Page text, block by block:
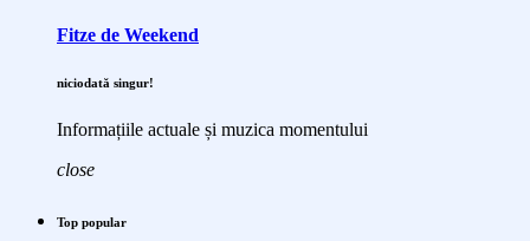
Fitze de Weekend
niciodată singur!
Informațiile actuale și muzica momentului
close
Top popular